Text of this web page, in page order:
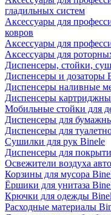
гладильных систем
Аксессуары для
ковров
Аксессуары для
Аксессуары для
Диспенсеры, стойки,
Диспенсеры и дозаторы
Диспенсеры наливные
Диспенсеры
Мобильные стойки для
Диспенсеры для
Диспенсеры для
Сушилки для рук Binele
Диспенсеры для
Освежители воздуха
Корзины для мусора
Ёршики для унитаза
Крючки для одежды
Расходные материалы